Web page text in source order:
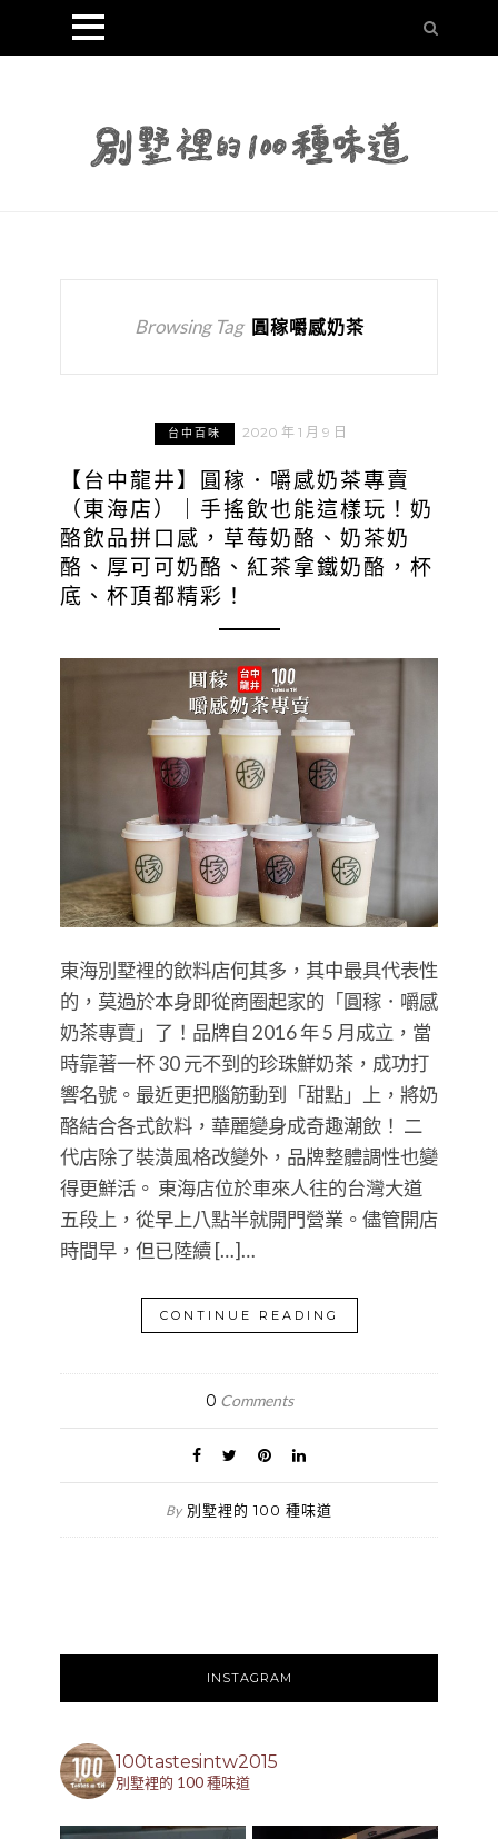
Browsing Tag 圓稼嚼感奶茶
台中百味 2020 年 1 月 9 日
【台中龍井】圓稼．嚼感奶茶專賣
（東海店）｜手搖飲也能這樣玩！奶
酪飲品拼口感，草莓奶酪、奶茶奶
酪、厚可可奶酪、紅茶拿鐵奶酪，杯
底、杯頂都精彩！
東海別墅裡的飲料店何其多，其中最具代表性
的，莫過於本身即從商圈起家的「圓稼．嚼感
奶茶專賣」了！品牌自 2016 年 5 月成立，當
時靠著一杯 30 元不到的珍珠鮮奶茶，成功打
響名號。最近更把腦筋動到「甜點」上，將奶
酪結合各式飲料，華麗變身成奇趣潮飲！ 二
代店除了裝潢風格改變外，品牌整體調性也變
得更鮮活。 東海店位於車來人往的台灣大道
五段上，從早上八點半就開門營業。儘管開店
時間早，但已陸續 […]…
CONTINUE READING
0 Comments
By 別墅裡的 100 種味道
INSTAGRAM
100tastesintw2015
別墅裡的 100 種味道